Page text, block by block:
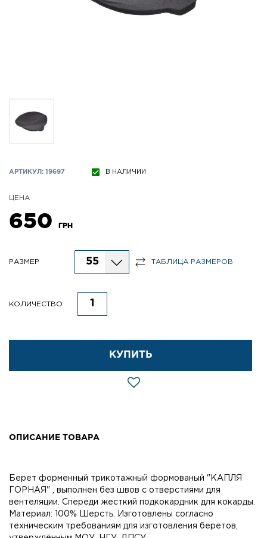
АРТИКУЛ: 19697 В НАЛИЧИИ
ЦЕНА
650 ГРН
РАЗМЕР 55 ТАБЛИЦА РАЗМЕРОВ
КОЛИЧЕСТВО
КУПИТЬ
ОПИСАНИЕ ТОВАРА
Берет форменный трикотажный формованый "КАПЛЯ
ГОРНАЯ" , выполнен без швов с отверстиями для
вентеляции. Спереди жесткий подкокардник для кокарды.
Материал: 100% Шерсть. Изготовлены согласно
техническим требованиям для изготовления беретов,